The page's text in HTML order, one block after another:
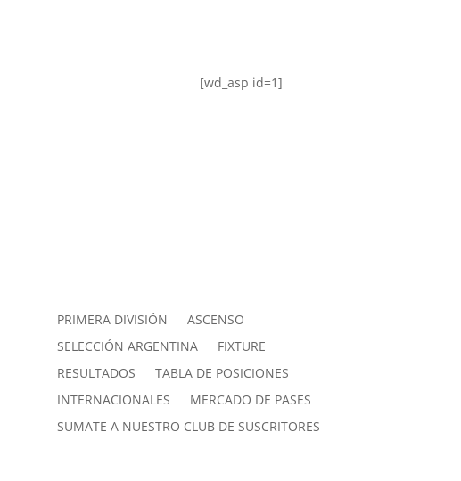
[wd_asp id=1]
PRIMERA DIVISIÓN
ASCENSO
SELECCIÓN ARGENTINA
FIXTURE
RESULTADOS
TABLA DE POSICIONES
INTERNACIONALES
MERCADO DE PASES
SUMATE A NUESTRO CLUB DE SUSCRITORES